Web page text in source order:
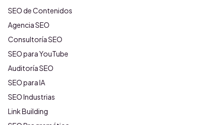
SEO de Contenidos
Agencia SEO
Consultoría SEO
SEO para YouTube
Auditoría SEO
SEO para IA
SEO Industrias
Link Building